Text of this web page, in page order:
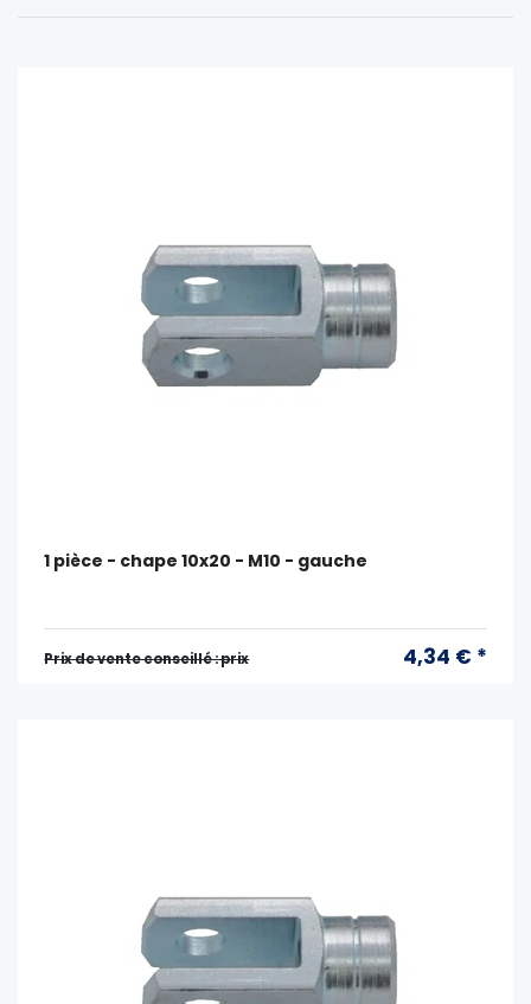
1 pièce - chape 10x20 - M10 - gauche
Prix ​​de vente conseillé : prix 4,34 € *